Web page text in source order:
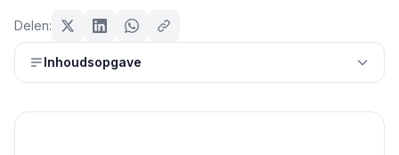
Startgids
10 mei 202615min leestijd
Delen:
Inhoudsopgave